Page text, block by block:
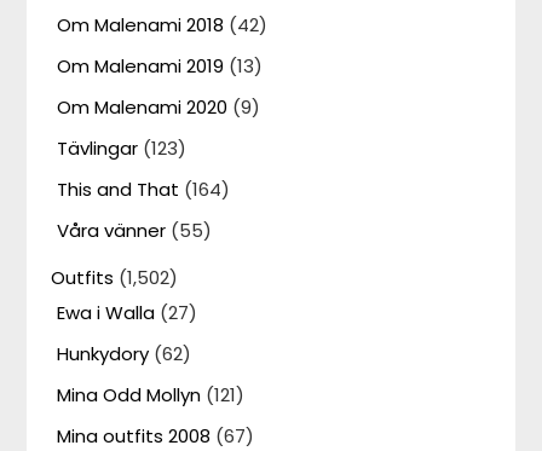
Om Malenami 2018 (42)
Om Malenami 2019 (13)
Om Malenami 2020 (9)
Tävlingar (123)
This and That (164)
Våra vänner (55)
Outfits (1,502)
Ewa i Walla (27)
Hunkydory (62)
Mina Odd Mollyn (121)
Mina outfits 2008 (67)